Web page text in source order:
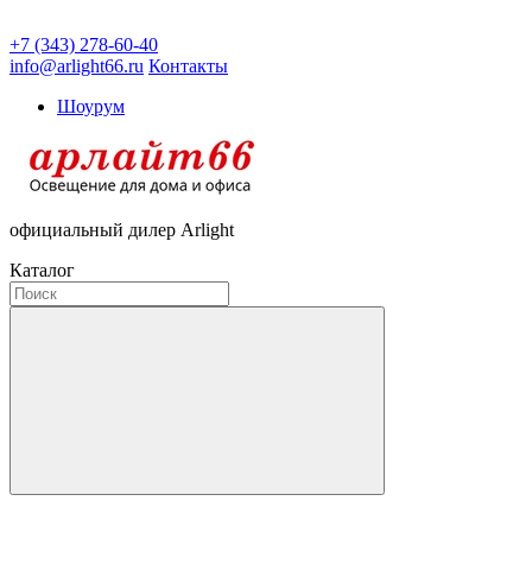
+7 (343) 278-60-40
info@arlight66.ru Контакты
Шоурум
официальный дилер Arlight
Каталог